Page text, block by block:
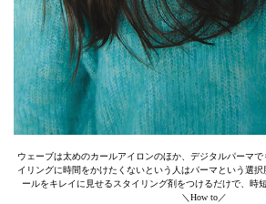
ウェーブは太めのカールアイロンのほか、デジタルパーマ
イリングに時間をかけたくないという人はパーマという選
ールをキレイに見せるスタイリング剤をつけるだけで、時
＼How to／